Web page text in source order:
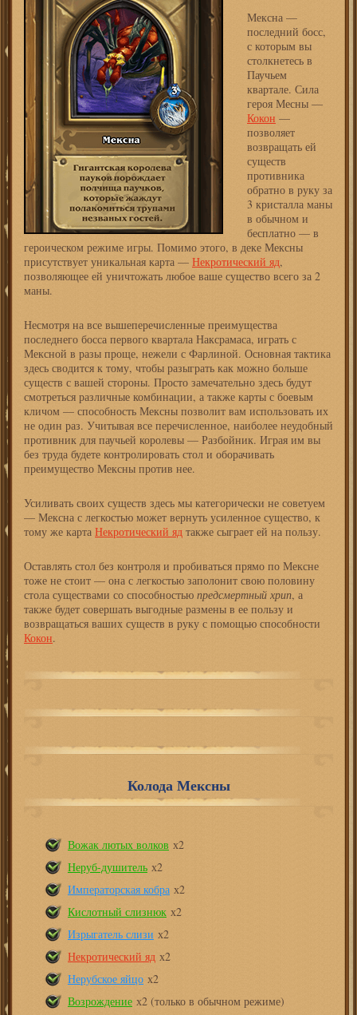
Мексна —
последний босс,
с которым вы
столкнетесь в
Паучьем
квартале. Сила
героя Месны —
Кокон —
позволяет
возвращать ей
существ
противника
обратно в руку за
3 кристалла маны
в обычном и
бесплатно — в
героическом режиме игры. Помимо этого, в деке Мексны
присутствует уникальная карта — Некротический яд,
позволяющее ей уничтожать любое ваше существо всего за 2
маны.
Несмотря на все вышеперечисленные преимущества
последнего босса первого квартала Наксрамаса, играть с
Мексной в разы проще, нежели с Фарлиной. Основная тактика
здесь сводится к тому, чтобы разыграть как можно больше
существ с вашей стороны. Просто замечательно здесь будут
смотреться различные комбинации, а также карты с боевым
кличом — способность Мексны позволит вам использовать их
не один раз. Учитывая все перечисленное, наиболее неудобный
противник для паучьей королевы — Разбойник. Играя им вы
без труда будете контролировать стол и оборачивать
преимущество Мексны против нее.
Усиливать своих существ здесь мы категорически не советуем
— Мексна с легкостью может вернуть усиленное существо, к
тому же карта Некротический яд также сыграет ей на пользу.
Оставлять стол без контроля и пробиваться прямо по Мексне
тоже не стоит — она с легкостью заполонит свою половину
стола существами со способностью предсмертный хрип, а
также будет совершать выгодные размены в ее пользу и
возвращаться ваших существ в руку с помощью способности
Кокон.
Колода Мексны
Вожак лютых волков х2
Неруб-душитель х2
Императорская кобра х2
Кислотный слизнюк х2
Изрыгатель слизи х2
Некротический яд х2
Нерубское яйцо х2
Возрождение х2 (только в обычном режиме)